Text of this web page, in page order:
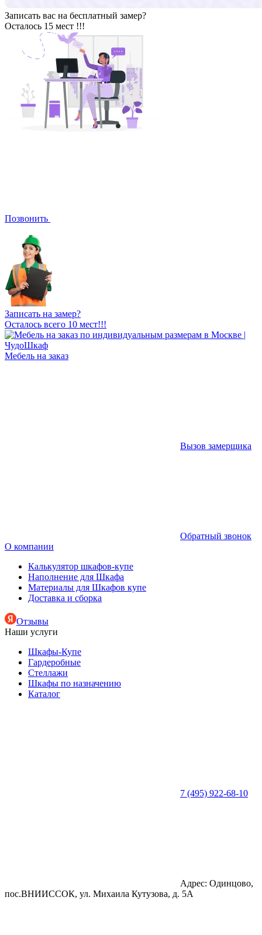
Записать вас на бесплатный замер?
Осталось 15 мест !!!
Позвонить
Записать на замер?
Осталось всего 10 мест!!!
Мебель на заказ
Вызов замерщика
Обратный звонок
О компании
Калькулятор шкафов-купе
Наполнение для Шкафа
Материалы для Шкафов купе
Доставка и сборка
Отзывы
Наши услуги
Шкафы-Купе
Гардеробные
Стеллажи
Шкафы по назначению
Каталог
7 (495) 922-68-10
Адрес: Одинцово,
пос.ВНИИССОК, ул. Михаила Кутузова, д. 5А